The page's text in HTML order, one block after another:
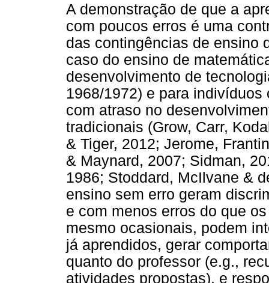
A demonstração de que a
com poucos erros é uma
das contingências de ensino
caso do ensino de
desenvolvimento de
1968/1972) e para
com atraso no
tradicionais (Grow, Carr,
& Tiger, 2012; Jerome,
& Maynard, 2007; Sidman,
1986; Stoddard, McIlvane &
ensino sem erro geram
e com menos erros do que
mesmo ocasionais, podem
já aprendidos, gerar
quanto do professor (e.g.,
atividades propostas), e